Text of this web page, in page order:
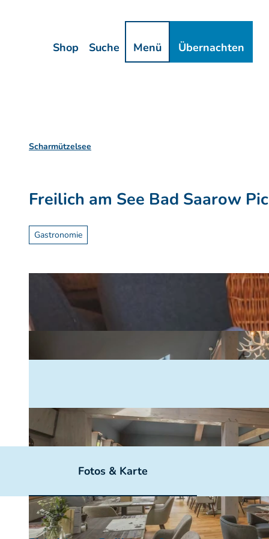
Shop Suche Menü Übernachten
Scharmützelsee
Freilich am See Bad Saarow
Gastronomie
Fotos & Karte